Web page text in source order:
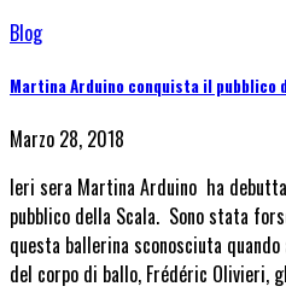
Blog
Martina Arduino conquista il pubblico
Marzo 28, 2018
Ieri sera Martina Arduino ha
pubblico della Scala. Sono stata
questa ballerina sconosciuta
del corpo di ballo, Frédéric Olivieri,